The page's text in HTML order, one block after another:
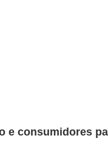
e consumidores